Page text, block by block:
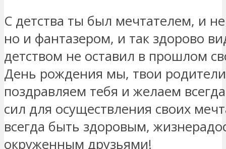
С детства ты был мечтателем, и
но и фантазером, и так здорово
детством не оставил в прошлом
День рождения мы, твои
поздравляем тебя и желаем
сил для осуществления своих
всегда быть здоровым,
окруженным друзьями!